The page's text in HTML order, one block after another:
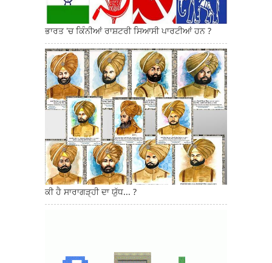
ਭਾਰਤ 'ਚ ਕਿੰਨੀਆਂ ਰਾਸ਼ਟਰੀ ਸਿਆਸੀ ਪਾਰਟੀਆਂ ਹਨ ?
ਕੀ ਹੈ ਸਾਰਾਗੜ੍ਹੀ ਦਾ ਯੁੱਧ... ?